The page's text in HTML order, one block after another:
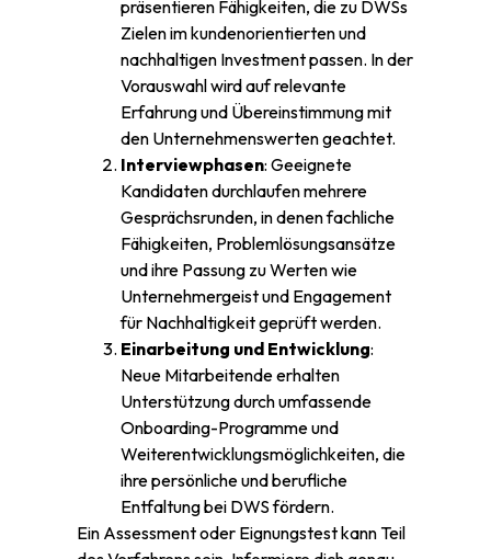
präsentieren Fähigkeiten, die zu DWSs
Zielen im kundenorientierten und
nachhaltigen Investment passen. In der
Vorauswahl wird auf relevante
Erfahrung und Übereinstimmung mit
den Unternehmenswerten geachtet.
Interviewphasen: Geeignete
Kandidaten durchlaufen mehrere
Gesprächsrunden, in denen fachliche
Fähigkeiten, Problemlösungsansätze
und ihre Passung zu Werten wie
Unternehmergeist und Engagement
für Nachhaltigkeit geprüft werden.
Einarbeitung und Entwicklung:
Neue Mitarbeitende erhalten
Unterstützung durch umfassende
Onboarding-Programme und
Weiterentwicklungsmöglichkeiten, die
ihre persönliche und berufliche
Entfaltung bei DWS fördern.
Ein Assessment oder Eignungstest kann Teil